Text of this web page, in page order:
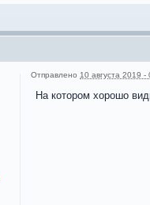
Отправлено 10 августа 2019 -
На котором хорошо